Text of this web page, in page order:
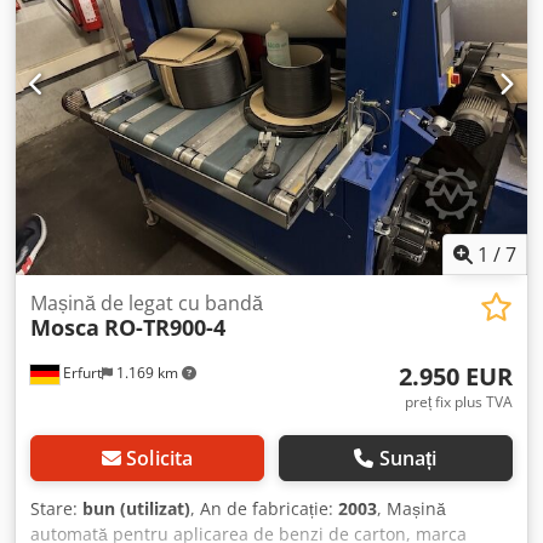
1 /7
Erfurt 1.169 km
Mașină de legat cu bandă
Mosca RO-TR900-4
2.950 EUR
preț fix plus TVA
Solicita Sunați
Stare: bun (utilizat), An de fabricație: 2003, Mașină
automată pentru aplicarea de benzi de carton, marca